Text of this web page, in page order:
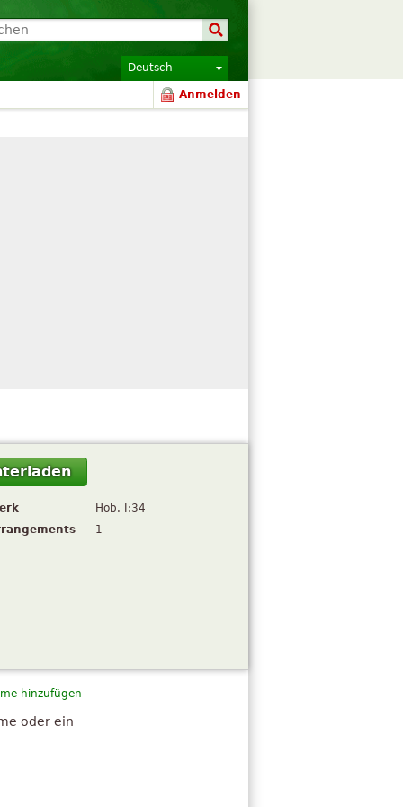
Deutsch
Anmelden
Hob. I:34
1
hinzufügen
oder ein